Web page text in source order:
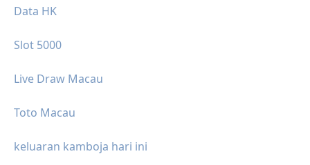
Data HK
Slot 5000
Live Draw Macau
Toto Macau
keluaran kamboja hari ini